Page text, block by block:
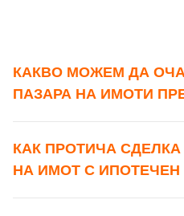
КАКВО МОЖЕМ ДА
ПАЗАРА НА ИМОТИ
КАК ПРОТИЧА
НА ИМОТ С ИПОТЕЧЕН